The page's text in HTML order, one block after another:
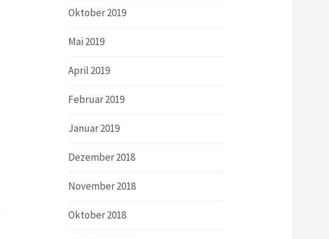
Oktober 2019
Mai 2019
April 2019
Februar 2019
Januar 2019
Dezember 2018
November 2018
Oktober 2018